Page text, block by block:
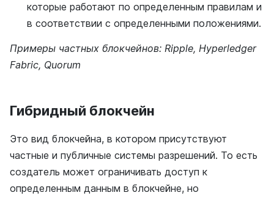
которые работают по определенным правилам и
в соответствии с определенными положениями.
Примеры частных блокчейнов: Ripple, Hyperledger
Fabric, Quorum
Гибридный блокчейн
Это вид блокчейна, в котором присутствуют
частные и публичные системы разрешений. То есть
создатель может ограничивать доступ к
определенным данным в блокчейне, но